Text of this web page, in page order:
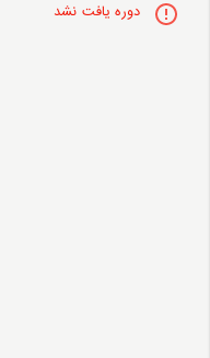
دوره یافت نشد